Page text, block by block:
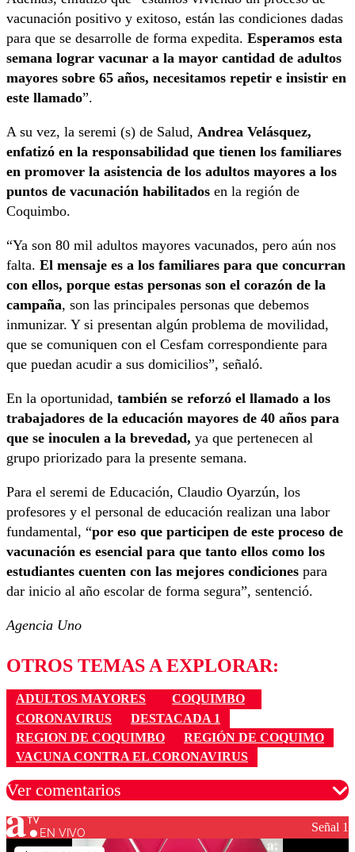
vacunación positivo y exitoso, están las condiciones dadas
para que se desarrolle de forma expedita. Esperamos esta
semana lograr vacunar a la mayor cantidad de adultos
mayores sobre 65 años, necesitamos repetir e insistir en
este llamado”.
A su vez, la seremi (s) de Salud, Andrea Velásquez,
enfatizó en la responsabilidad que tienen los familiares
en promover la asistencia de los adultos mayores a los
puntos de vacunación habilitados en la región de
Coquimbo.
“Ya son 80 mil adultos mayores vacunados, pero aún nos
falta. El mensaje es a los familiares para que concurran
con ellos, porque estas personas son el corazón de la
campaña, son las principales personas que debemos
inmunizar. Y si presentan algún problema de movilidad,
que se comuniquen con el Cesfam correspondiente para
que puedan acudir a sus domicilios”, señaló.
En la oportunidad, también se reforzó el llamado a los
trabajadores de la educación mayores de 40 años para
que se inoculen a la brevedad, ya que pertenecen al
grupo priorizado para la presente semana.
Para el seremi de Educación, Claudio Oyarzún, los
profesores y el personal de educación realizan una labor
fundamental, “por eso que participen de este proceso de
vacunación es esencial para que tanto ellos como los
estudiantes cuenten con las mejores condiciones para
dar inicio al año escolar de forma segura”, sentenció.
Agencia Uno
OTROS TEMAS A EXPLORAR:
ADULTOS MAYORES
COQUIMBO
CORONAVIRUS
DESTACADA 1
REGION DE COQUIMBO
REGIÓN DE COQUIMO
VACUNA CONTRA EL CORONAVIRUS
Ver comentarios
Los comentarios son moderados para garantizar un
EN VIVO Señal 1